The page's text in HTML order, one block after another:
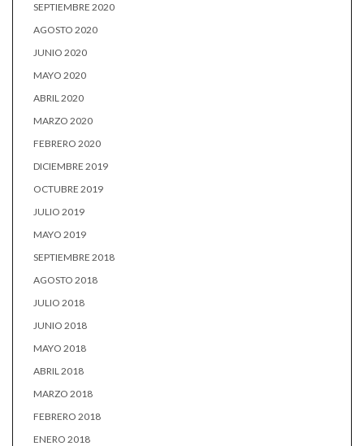
SEPTIEMBRE 2020
AGOSTO 2020
JUNIO 2020
MAYO 2020
ABRIL 2020
MARZO 2020
FEBRERO 2020
DICIEMBRE 2019
OCTUBRE 2019
JULIO 2019
MAYO 2019
SEPTIEMBRE 2018
AGOSTO 2018
JULIO 2018
JUNIO 2018
MAYO 2018
ABRIL 2018
MARZO 2018
FEBRERO 2018
ENERO 2018